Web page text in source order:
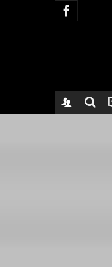
סערה בתיק להנגהל: